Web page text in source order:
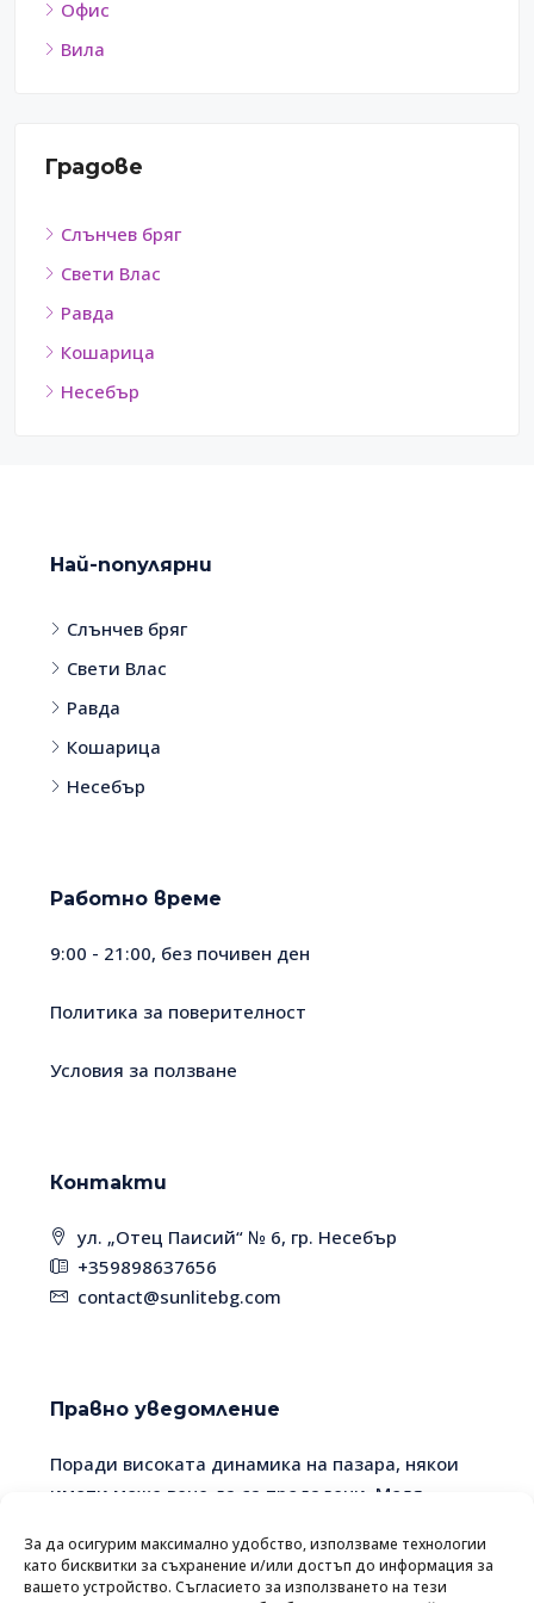
За да осигурим максимално удобство, използваме технологии
като бисквитки за съхранение и/или достъп до информация за
вашето устройство. Съгласието за използването на тези
Офис
Вила
Градове
Слънчев бряг
Свети Влас
Равда
Кошарица
Несебър
Най-популярни
Слънчев бряг
Свети Влас
Равда
Кошарица
Несебър
Работно време
9:00 - 21:00, без почивен ден
Политика за поверителност
Условия за ползване
Контакти
ул. „Отец Паисий“ № 6, гр. Несебър
+359898637656
contact@sunlitebg.com
Правно уведомление
Поради високата динамика на пазара, някои
имоти може вече да са продадени. Моля,
информацията с мениджъра.